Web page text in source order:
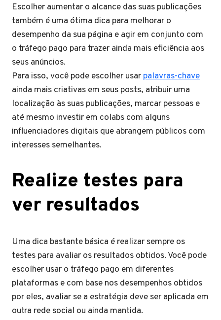
Escolher aumentar o alcance das suas publicações
também é uma ótima dica para melhorar o
desempenho da sua página e agir em conjunto com
o tráfego pago para trazer ainda mais eficiência aos
seus anúncios.
Para isso, você pode escolher usar palavras-chave
ainda mais criativas em seus posts, atribuir uma
localização às suas publicações, marcar pessoas e
até mesmo investir em colabs com alguns
influenciadores digitais que abrangem públicos com
interesses semelhantes.
Realize testes para
ver resultados
Uma dica bastante básica é realizar sempre os
testes para avaliar os resultados obtidos. Você pode
escolher usar o tráfego pago em diferentes
plataformas e com base nos desempenhos obtidos
por eles, avaliar se a estratégia deve ser aplicada em
outra rede social ou ainda mantida.